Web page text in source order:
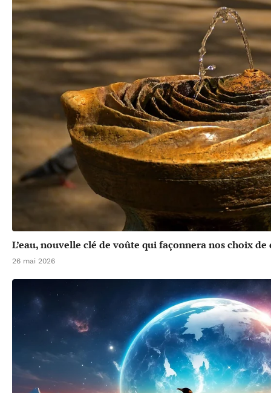
L’eau, nouvelle clé de voûte qui façonnera nos choix
26 mai 2026